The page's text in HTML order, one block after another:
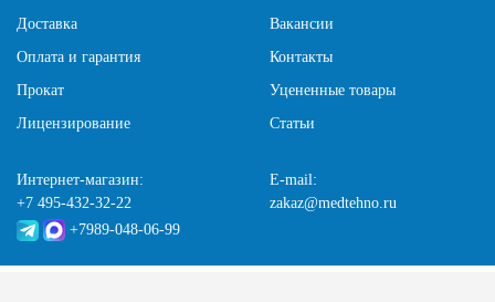
Доставка
Оплата и гарантия
Прокат
Лицензирование
Вакансии
Контакты
Уцененные товары
Статьи
Интернет-магазин:
+7 495-432-32-22
+7989-048-06-99
E-mail:
zakaz@medtehno.ru